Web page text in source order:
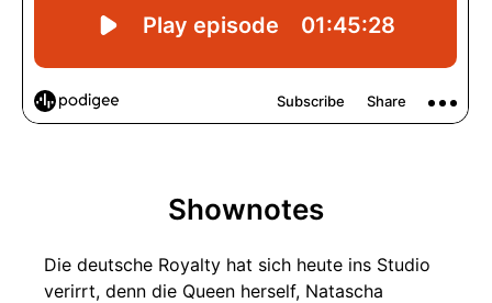
Shownotes
Die deutsche Royalty hat sich heute ins Studio
verirrt, denn die Queen herself, Natascha